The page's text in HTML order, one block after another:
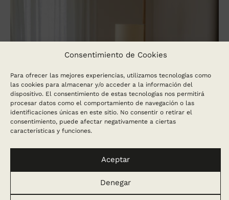
Consentimiento de Cookies
Para ofrecer las mejores experiencias, utilizamos tecnologías como
las cookies para almacenar y/o acceder a la información del
dispositivo. El consentimiento de estas tecnologías nos permitirá
procesar datos como el comportamiento de navegación o las
identificaciones únicas en este sitio. No consentir o retirar el
consentimiento, puede afectar negativamente a ciertas
características y funciones.
Aceptar
Denegar